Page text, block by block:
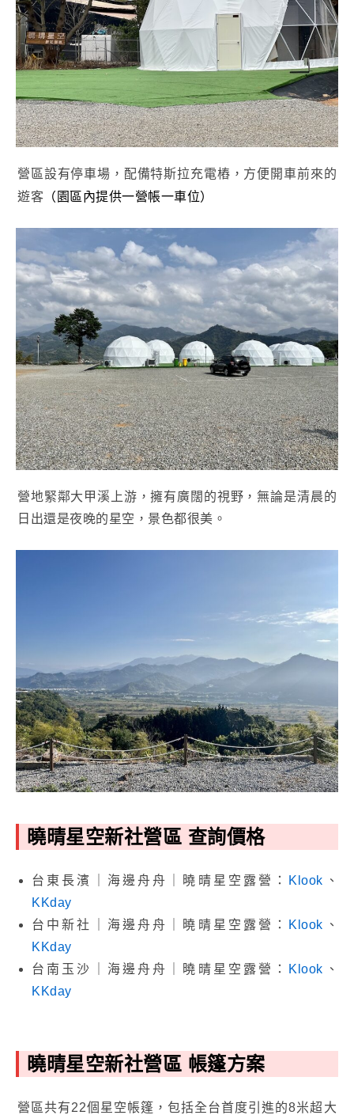
營區設有停車場，配備特斯拉充電樁，方便開車前來的
遊客 （園區內提供一營帳一車位）
營地緊鄰大甲溪上游，擁有廣闊的視野，無論是清晨的
日出還是夜晚的星空，景色都很美。
曉晴星空新社營區 查詢價格
台東長濱｜海邊舟舟｜曉晴星空露營： Klook 、
KKday
台中新社｜海邊舟舟｜曉晴星空露營： Klook 、
KKday
台南玉沙｜海邊舟舟｜曉晴星空露營： Klook 、
KKday
曉晴星空新社營區 帳篷方案
營區共有22個星空帳篷，包括全台首度引進的8米超大